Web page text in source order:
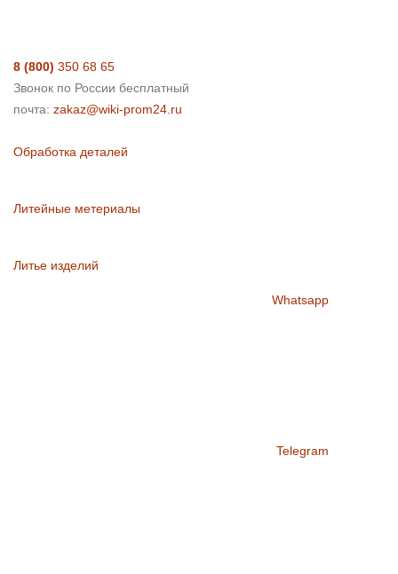
8 (800) 350 68 65
Звонок по России бесплатный
почта: zakaz@wiki-prom24.ru
Обработка деталей
Литейные метериалы
Литье изделий
Whatsapp
Telegram